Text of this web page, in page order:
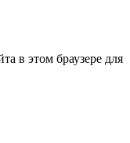
в этом браузере для